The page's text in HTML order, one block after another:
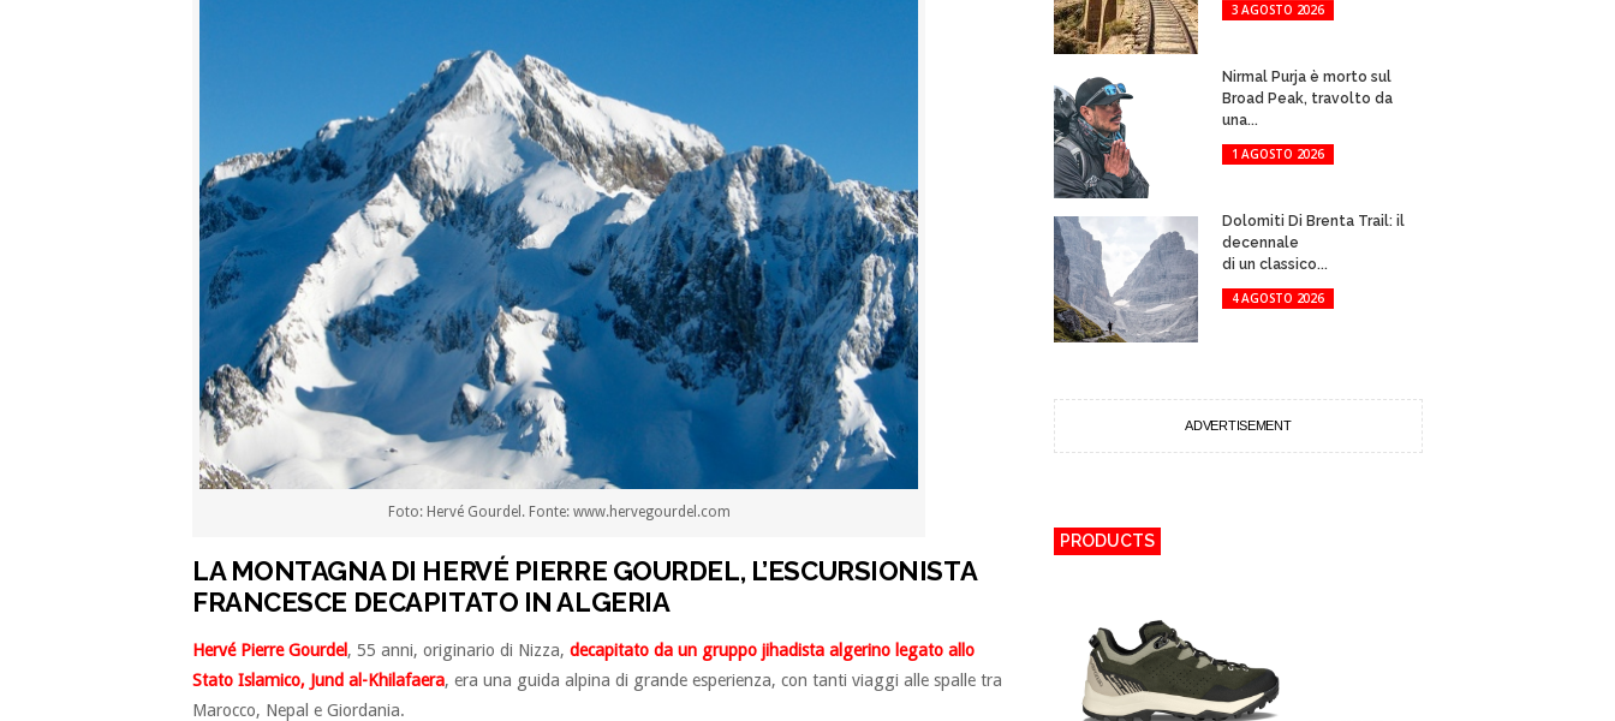
Foto: Hervé Gourdel. Fonte: www.hervegourdel.com
LA MONTAGNA DI HERVÉ PIERRE GOURDEL, L’ESCURSIONISTA
FRANCESCE DECAPITATO IN ALGERIA
Hervé Pierre Gourdel, 55 anni, originario di Nizza, decapitato da un gruppo jihadista algerino legato allo
Stato Islamico, Jund al-Khilafaera, era una guida alpina di grande esperienza, con tanti viaggi alle spalle tra
Marocco, Nepal e Giordania.
3 AGOSTO 2026
Nirmal Purja è morto sul
Broad Peak, travolto da
una...
1 AGOSTO 2026
Dolomiti Di Brenta Trail: il
decennale
di un classico...
4 AGOSTO 2026
ADVERTISEMENT
PRODUCTS